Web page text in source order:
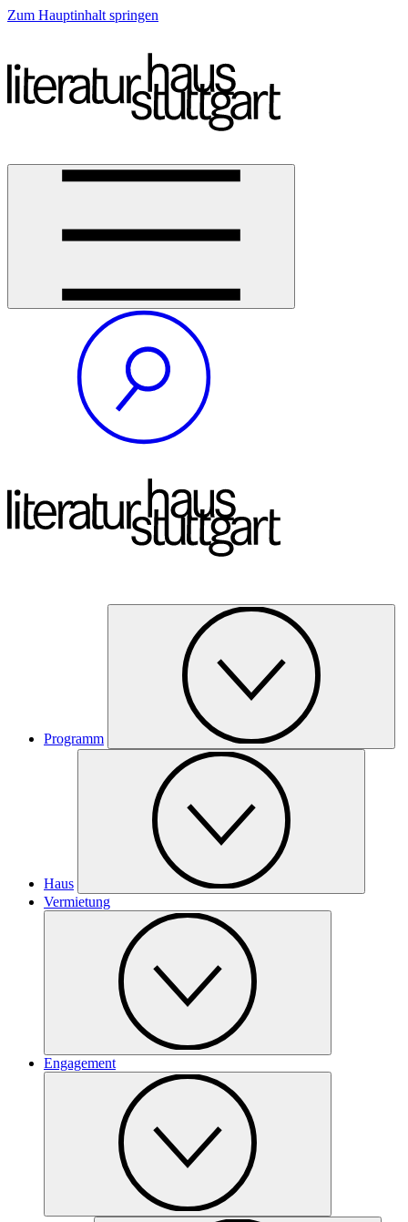
Zum Hauptinhalt springen
Programm
Haus
Vermietung
Engagement